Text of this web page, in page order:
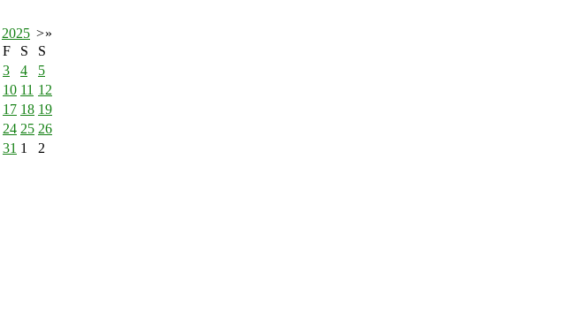
2025 >»
F S
S
3 4
5
10 11 12
17 18 19
24 25 26
31 1 2